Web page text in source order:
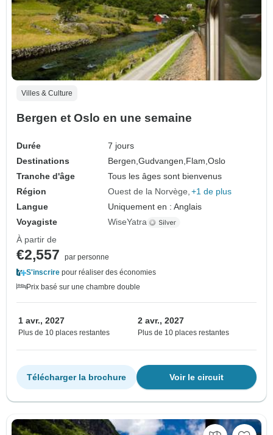
Villes & Culture
Bergen et Oslo en une semaine
Durée
7 jours
Destinations
Bergen,Gudvangen,Flam,Oslo
Tranche d'âge
Tous les âges sont bienvenus
Région
Ouest de la Norvège +1 de plus
Langue
Uniquement en : Anglais
Voyagiste
WiseYatra
À partir de
€2,557
par personne
S'inscrire pour réaliser des économies
Prix basé sur une chambre double
1 avr., 2027
Plus de 10 places restantes
2 avr., 2027
Plus de 10 places restantes
Voir le circuit
Télécharger la brochure